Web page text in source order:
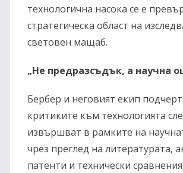
технологична насока се е
стратегическа област на
световен мащаб.
„Не предразсъдък, а научна
Бербер и неговият екип
критиките към технологията
извършват в рамките на
чрез преглед на литературата,
патенти и технически